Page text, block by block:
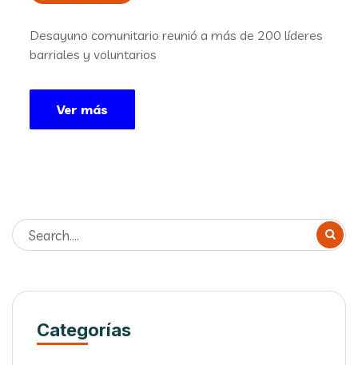
Desayuno comunitario reunió a más de 200 líderes
barriales y voluntarios
Ver más
Categorías